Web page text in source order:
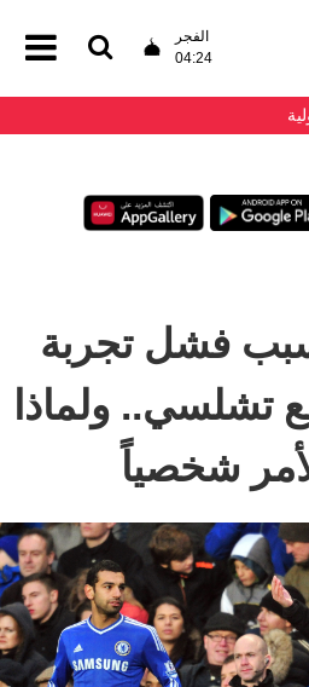
الفجر
04:24
فشل تجربة
تشلسي.. ولماذا
شخصياً